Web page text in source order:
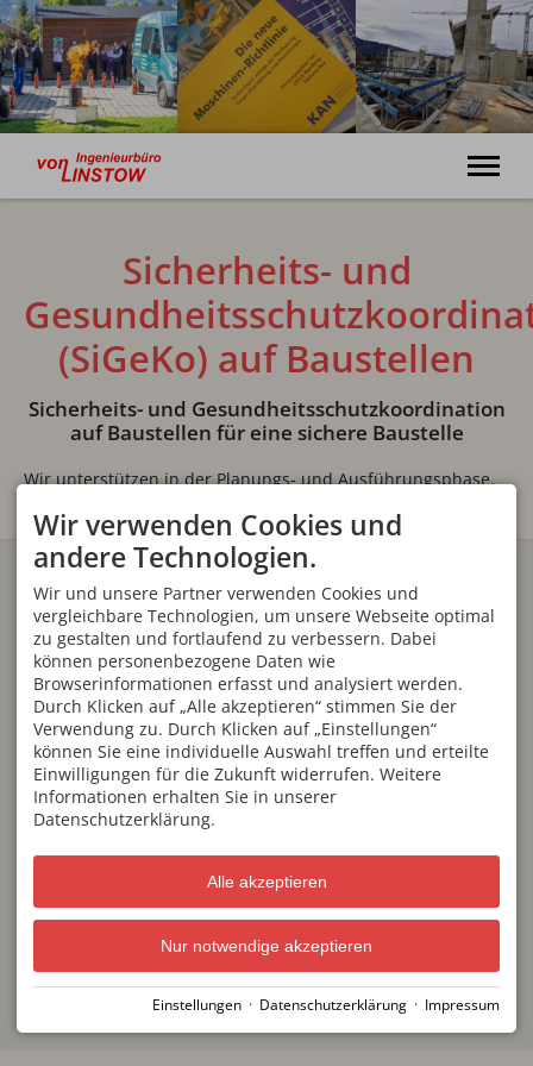
Willkommen
Leistungen
Unternehmen
Bildergalerie
Kontakt
Sicherheits- und
(SiGeKo) auf Baustellen
Sicherheits- und Gesundheitsschutzkoordination
auf Baustellen für eine sichere Baustelle
Wir unterstützen in der Planungs- und Ausführungsphase.
Ingenieurbüro von Linstow
GmbH & Co. KG
Weststraße 10
87561 Oberstdorf
Deutschland
Tel. +49 (0) 8322 94073-0
Fax +49 (0) 8322 3394
ib@von-linstow.de
ÖFFNUNGSZEITEN
Mo - Do 08:00-12:30und
14:00-17:00
Freitag
08:00-14:00
weitere Termine nach
Vereinbarung
DatenschutzBarrierefreiheitCookie-Einstellungen
Wir verwenden Cookies und
andere Technologien.
Wir und unsere Partner verwenden Cookies und
vergleichbare Technologien, um unsere Webseite optimal
zu gestalten und fortlaufend zu verbessern. Dabei
können personenbezogene Daten wie
Browserinformationen erfasst und analysiert werden.
Durch Klicken auf „Alle akzeptieren“ stimmen Sie der
Verwendung zu. Durch Klicken auf „Einstellungen“
können Sie eine individuelle Auswahl treffen und erteilte
Einwilligungen für die Zukunft widerrufen. Weitere
Informationen erhalten Sie in unserer
Datenschutzerklärung.
Alle akzeptieren
Nur notwendige akzeptieren
Einstellungen · Datenschutzerklärung · Impressum